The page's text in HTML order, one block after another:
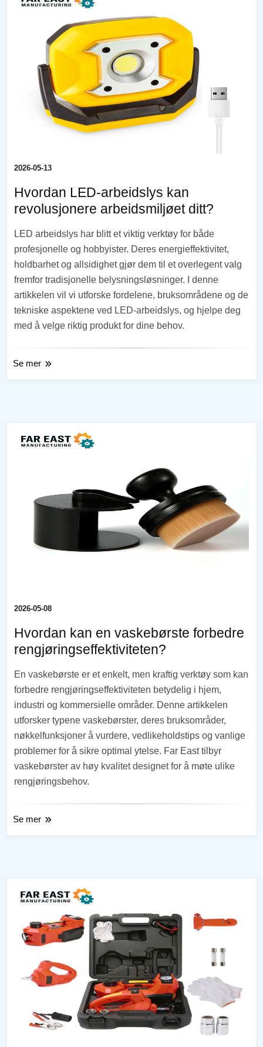
2026-05-13
Hvordan LED-arbeidslys kan
revolusjonere arbeidsmiljøet ditt?
LED arbeidslys har blitt et viktig verktøy for både
profesjonelle og hobbyister. Deres energieffektivitet,
holdbarhet og allsidighet gjør dem til et overlegent valg
fremfor tradisjonelle belysningsløsninger. I denne
artikkelen vil vi utforske fordelene, bruksområdene og de
tekniske aspektene ved LED-arbeidslys, og hjelpe deg
med å velge riktig produkt for dine behov.
Se mer
2026-05-08
Hvordan kan en vaskebørste forbedre
rengjøringseffektiviteten?
En vaskebørste er et enkelt, men kraftig verktøy som kan
forbedre rengjøringseffektiviteten betydelig i hjem,
industri og kommersielle områder. Denne artikkelen
utforsker typene vaskebørster, deres bruksområder,
nøkkelfunksjoner å vurdere, vedlikeholdstips og vanlige
problemer for å sikre optimal ytelse. Far East tilbyr
vaskebørster av høy kvalitet designet for å møte ulike
rengjøringsbehov.
Se mer